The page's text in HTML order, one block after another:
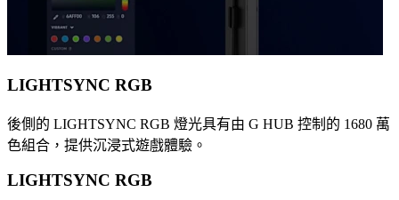
LIGHTSYNC RGB
後側的 LIGHTSYNC RGB 燈光具有由 G HUB 控制的 1680 萬
色組合，提供沉浸式遊戲體驗。
LIGHTSYNC RGB